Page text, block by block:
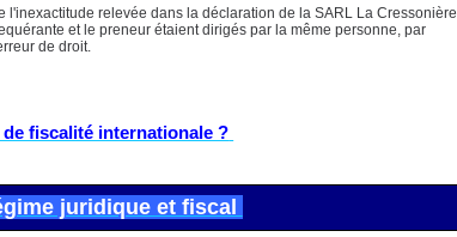
relevée dans la déclaration de la SARL La Cressonière
et le preneur étaient dirigés par la même personne, par
de droit.
fiscalité internationale ?
juridique et fiscal